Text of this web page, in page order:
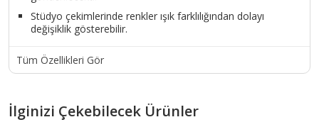
Stüdyo çekimlerinde renkler ışık farklılığından dolayı
değişiklik gösterebilir.
Tüm Özellikleri Gör
İlginizi Çekebilecek Ürünler